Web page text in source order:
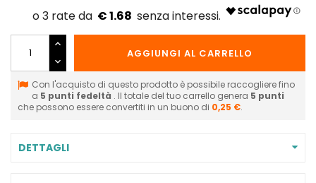
€ 1.68
AGGIUNGI AL CARRELLO
Con l'acquisto di questo prodotto è possibile raccogliere fino
a 5 punti fedeltà . Il totale del tuo carrello genera 5 punti
che possono essere convertiti in un buono di 0,25 €.
DETTAGLI